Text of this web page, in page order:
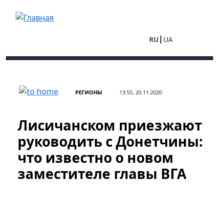
RU UA
РЕГИОНЫ 13:55, 20.11.2020
Лисичанском приезжают
руководить с Донетчины:
что известно о новом
заместителе главы ВГА